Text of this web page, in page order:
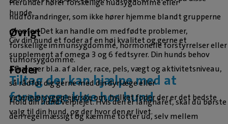
hunde.
Øvrigt
Herunder hører forskellige hudsygdomme eller
hudforandringer, som ikke hører hjemme blandt grupperne
ovenfor. Det kan handle om medfødte problemer,
forskellige immunsygdomme, hormonelle forstyrrelser eller
tumorsygdomme.
Tiltag der kan hjælpe med at
forebygge kløe hos hund
Foder
Giv din hund et foder af en høj kvalitet og gerne et
supplement af omega 3 og 6 fedtsyrer. Din hunds behov
afhænger bl.a. af alder, race, pels, vægt og aktivitetsniveau,
så rådfør dig gerne med din dyrlæge eller
veterinærsygeplejerske om, hvilket foder der er det bedste
valg til din hund, og der hvor den er livet.
Hold din hund velplejet. Hvis den er langhåret, skal du børste
den regelmæssigt og kæmme totter ud, selv mellem